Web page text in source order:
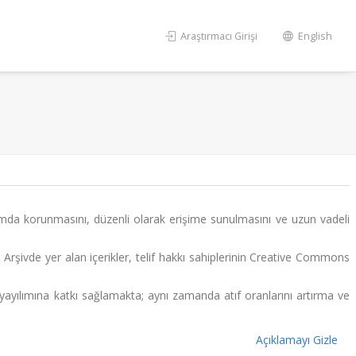
Araştırmacı Girişi English
korunmasını, düzenli olarak erişime sunulmasını ve uzun vadeli
Arşivde yer alan içerikler, telif hakkı sahiplerinin Creative Commons
katkı sağlamakta; aynı zamanda atıf oranlarını artırma ve
Açıklamayı Gizle